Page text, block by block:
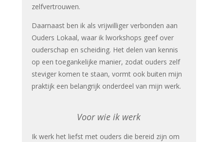
zelfvertrouwen.
Daarnaast ben ik als vrijwilliger verbonden aan
Ouders Lokaal, waar ik lworkshops geef over
ouderschap en scheiding. Het delen van kennis
op een toegankelijke manier, zodat ouders zelf
steviger komen te staan, vormt ook buiten mijn
praktijk een belangrijk onderdeel van mijn werk.
Voor wie ik werk
Ik werk het liefst met ouders die bereid zijn om